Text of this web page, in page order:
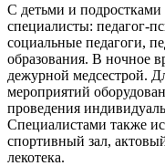
С детьми и
специалисты: педагог-
социальные педагоги,
образования. В ночное
дежурной медсестрой.
мероприятий
проведения
Специалистами также
спортивный зал,
лекотека.